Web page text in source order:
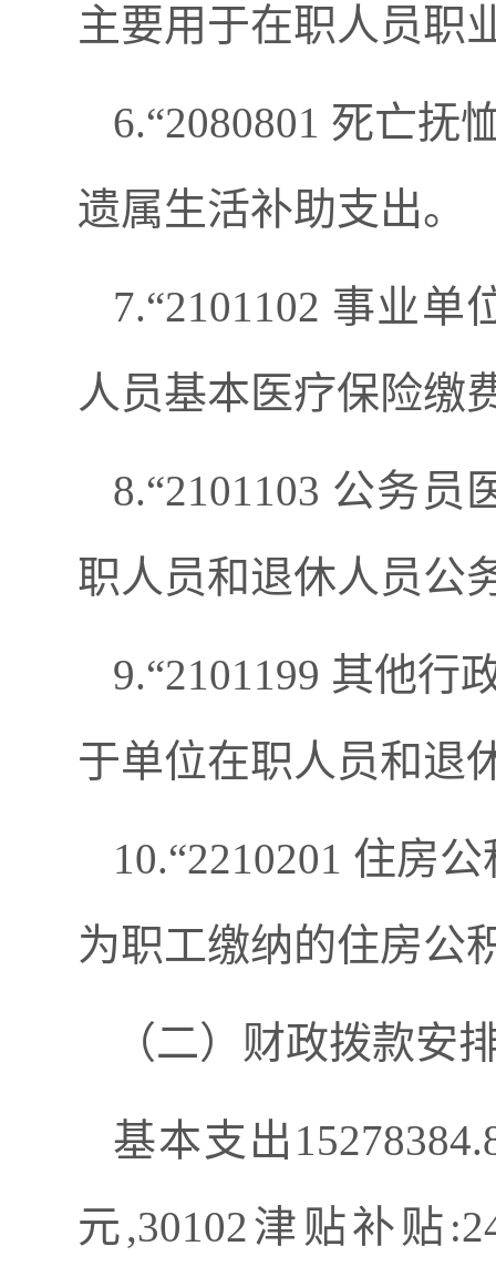
主要用于在职人员职
6.“2080801 死亡抚
遗属生活补助支出。
7.“2101102 事业单
人员基本医疗保险缴
8.“2101103 公务员
职人员和退休人员公
9.“2101199 其他行
于单位在职人员和退
10.“2210201 住房
为职工缴纳的住房公
（二）财政拨款安
基本支出
元,30102津贴补贴